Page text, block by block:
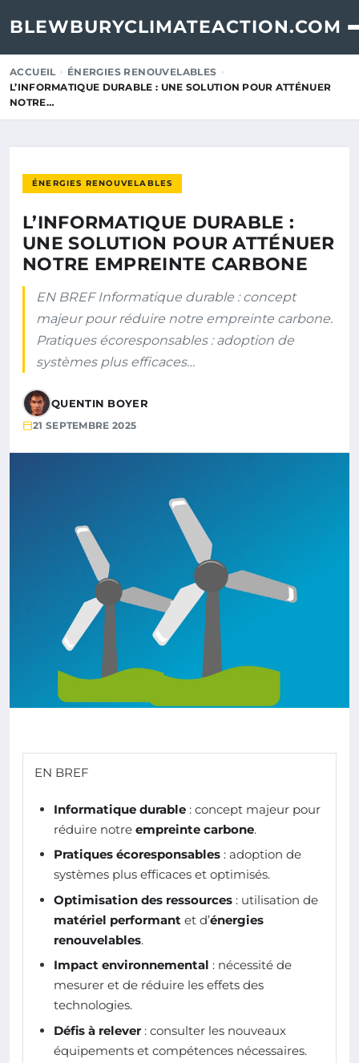
BLEWBURYCLIMATEACTION.COM
ACCUEIL
ÉNERGIES RENOUVELABLES
L’INFORMATIQUE DURABLE : UNE SOLUTION POUR ATTÉNUER
NOTRE…
ÉNERGIES RENOUVELABLES
L’INFORMATIQUE DURABLE :
UNE SOLUTION POUR ATTÉNUER
NOTRE EMPREINTE CARBONE
EN BREF Informatique durable : concept
majeur pour réduire notre empreinte carbone.
Pratiques écoresponsables : adoption de
systèmes plus efficaces…
QUENTIN BOYER
21 SEPTEMBRE 2025
EN BREF
Informatique durable : concept majeur pour
réduire notre empreinte carbone.
Pratiques écoresponsables : adoption de
systèmes plus efficaces et optimisés.
Optimisation des ressources : utilisation de
matériel performant et d’énergies
renouvelables.
Impact environnemental : nécessité de
mesurer et de réduire les effets des
technologies.
Défis à relever : consulter les nouveaux
équipements et compétences nécessaires.